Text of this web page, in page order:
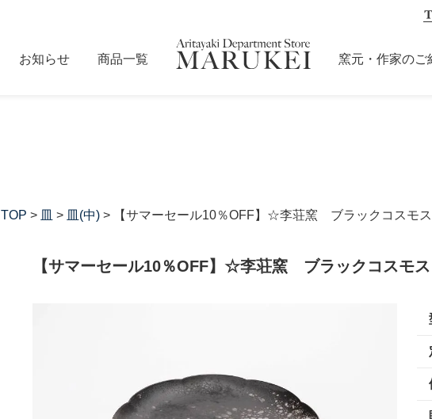
お知らせ 商品一覧 窯元・作家のご
TOP > 皿 > 皿(中) > 【サマーセール10％OFF】☆李荘窯 ブラックコスモ
【サマーセール10％OFF】☆李荘窯 ブラックコスモ